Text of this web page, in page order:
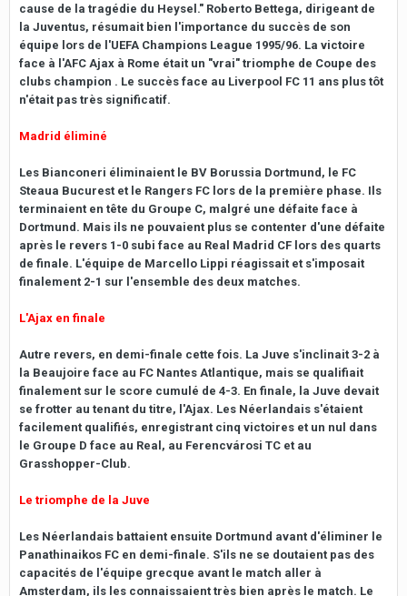
cause de la tragédie du Heysel." Roberto Bettega, dirigeant de
la Juventus, résumait bien l'importance du succès de son
équipe lors de l'UEFA Champions League 1995/96. La victoire
face à l'AFC Ajax à Rome était un "vrai" triomphe de Coupe des
clubs champion . Le succès face au Liverpool FC 11 ans plus tôt
n'était pas très significatif.
Madrid éliminé
Les Bianconeri éliminaient le BV Borussia Dortmund, le FC
Steaua Bucurest et le Rangers FC lors de la première phase. Ils
terminaient en tête du Groupe C, malgré une défaite face à
Dortmund. Mais ils ne pouvaient plus se contenter d'une défaite
après le revers 1-0 subi face au Real Madrid CF lors des quarts
de finale. L'équipe de Marcello Lippi réagissait et s'imposait
finalement 2-1 sur l'ensemble des deux matches.
L'Ajax en finale
Autre revers, en demi-finale cette fois. La Juve s'inclinait 3-2 à
la Beaujoire face au FC Nantes Atlantique, mais se qualifiait
finalement sur le score cumulé de 4-3. En finale, la Juve devait
se frotter au tenant du titre, l'Ajax. Les Néerlandais s'étaient
facilement qualifiés, enregistrant cinq victoires et un nul dans
le Groupe D face au Real, au Ferencvárosi TC et au
Grasshopper-Club.
Le triomphe de la Juve
Les Néerlandais battaient ensuite Dortmund avant d'éliminer le
Panathinaikos FC en demi-finale. S'ils ne se doutaient pas des
capacités de l'équipe grecque avant le match aller à
Amsterdam, ils les connaissaient très bien après le match. Le